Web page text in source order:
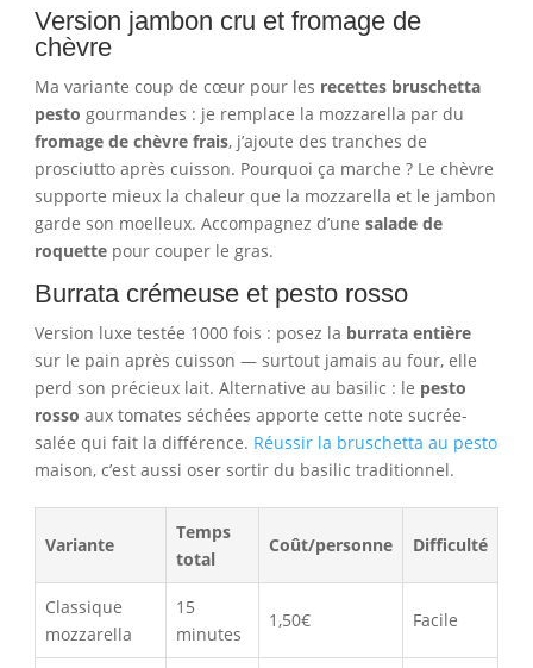
Version jambon cru et fromage de
chèvre
Ma variante coup de cœur pour les recettes bruschetta
pesto gourmandes : je remplace la mozzarella par du
fromage de chèvre frais, j’ajoute des tranches de
prosciutto après cuisson. Pourquoi ça marche ? Le chèvre
supporte mieux la chaleur que la mozzarella et le jambon
garde son moelleux. Accompagnez d’une salade de
roquettepour couper le gras.
Burrata crémeuse et pesto rosso
Version luxe testée 1000 fois : posez la burrata entière
sur le pain après cuisson — surtout jamais au four, elle
perd son précieux lait. Alternative au basilic : le pesto
rosso aux tomates séchées apporte cette note sucrée-
salée qui fait la différence. Réussir la bruschetta au pesto
maison, c’est aussi oser sortir du basilic traditionnel.
Variante
Temps
total
Coût/personne Difficulté
Classique
mozzarella
15
minutes
1,50€ Facile